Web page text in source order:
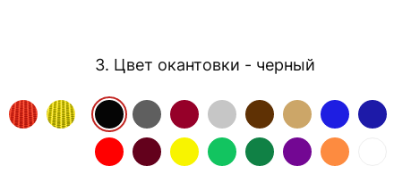
3. Цвет окантовки - черный